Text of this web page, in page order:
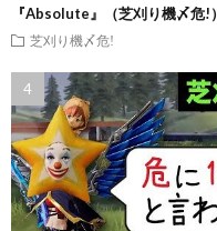
『Absolute』（芝刈り機〆危!）
芝刈り機〆危!